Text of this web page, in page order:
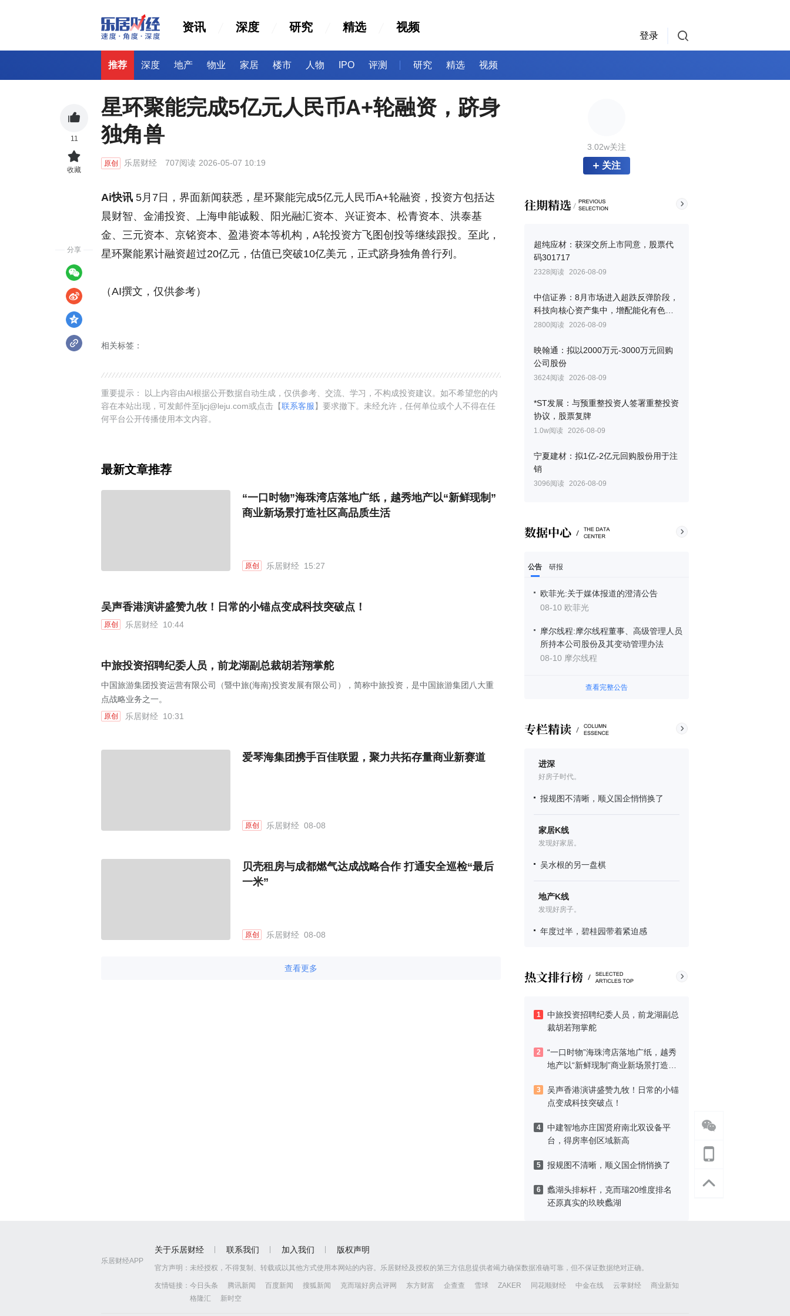
资讯 深度 研究 精选 视频
登录
推荐 深度 地产 物业 家居 楼市 人物 IPO 评测 研究 精选 视频
3.02w关注
关注
超纯应材：获深交所上市同意，股票代
码301717
2328阅读 2026-08-09
中信证券：8月市场进入超跌反弹阶段，
科技向核心资产集中，增配能化有色非
银创新药
2800阅读 2026-08-09
映翰通：拟以2000万元-3000万元回购
公司股份
3624阅读 2026-08-09
*ST发展：与预重整投资人签署重整投资
协议，股票复牌
1.0w阅读 2026-08-09
宁夏建材：拟1亿-2亿元回购股份用于注
销
3096阅读 2026-08-09
公告 研报
欧菲光:关于媒体报道的澄清公告
08-10 欧菲光
摩尔线程:摩尔线程董事、高级管理人员
所持本公司股份及其变动管理办法
08-10 摩尔线程
查看完整公告
进深
好房子时代。
报规图不清晰，顺义国企悄悄换了
家居K线
发现好家居。
吴水根的另一盘棋
地产K线
发现好房子。
年度过半，碧桂园带着紧迫感
1
中旅投资招聘纪委人员，前龙湖副总
裁胡若翔掌舵
2
“一口时物”海珠湾店落地广纸，越秀
地产以“新鲜现制”商业新场景打造社
3
吴声香港演讲盛赞九牧！日常的小锚
点变成科技突破点！
4
中建智地亦庄国贤府南北双设备平
台，得房率创区域新高
5 报规图不清晰，顺义国企悄悄换了
6
蠡湖头排标杆，克而瑞20维度排名
还原真实的玖映蠡湖
星环聚能完成5亿元人民币A+轮融资，跻身
独角兽
原创 乐居财经 707阅读 2026-05-07 10:19
Ai快讯 5月7日，界面新闻获悉，星环聚能完成5亿元人民币A+轮融资，投资方包括达
晨财智、金浦投资、上海申能诚毅、阳光融汇资本、兴证资本、松青资本、洪泰基
金、三元资本、京铭资本、盈港资本等机构，A轮投资方飞图创投等继续跟投。至此，
星环聚能累计融资超过20亿元，估值已突破10亿美元，正式跻身独角兽行列。
（AI撰文，仅供参考）
相关标签：
重要提示： 以上内容由AI根据公开数据自动生成，仅供参考、交流、学习，不构成投资建议。如不希望您的内
容在本站出现，可发邮件至ljcj@leju.com或点击【联系客服】要求撤下。未经允许，任何单位或个人不得在任
何平台公开传播使用本文内容。
最新文章推荐
“一口时物”海珠湾店落地广纸，越秀地产以“新鲜现制”
商业新场景打造社区高品质生活
原创 乐居财经 15:27
吴声香港演讲盛赞九牧！日常的小锚点变成科技突破点！
原创 乐居财经 10:44
中旅投资招聘纪委人员，前龙湖副总裁胡若翔掌舵
中国旅游集团投资运营有限公司（暨中旅(海南)投资发展有限公司），简称中旅投资，是中国旅游集团八大重
点战略业务之一。
原创 乐居财经 10:31
爱琴海集团携手百佳联盟，聚力共拓存量商业新赛道
原创 乐居财经 08-08
贝壳租房与成都燃气达成战略合作 打通安全巡检“最后
一米”
原创 乐居财经 08-08
查看更多
乐居财经APP
关于乐居财经 联系我们 加入我们 版权声明
官方声明： 未经授权，不得复制、转载或以其他方式使用本网站的内容。乐居财经及授权的第三方信息提供者竭力确保数据准确可靠，但不保证数据绝对正确。
友情链接： 今日头条 腾讯新闻 百度新闻 搜狐新闻 克而瑞好房点评网 东方财富 企查查 雪球 ZAKER 同花顺财经 中金在线 云掌财经
商业新知
格隆汇
新时空
11
收藏
分享